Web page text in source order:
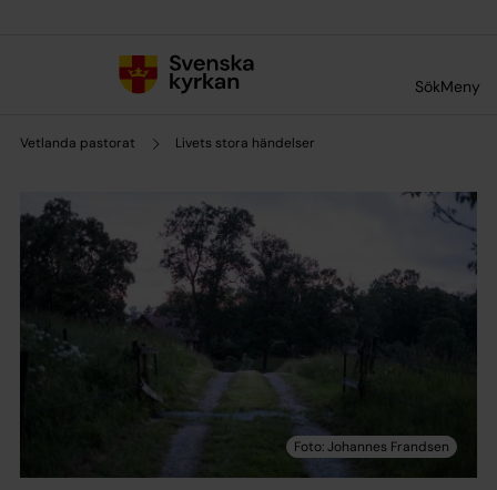
SökMeny
Vetlanda pastorat Livets stora händelser